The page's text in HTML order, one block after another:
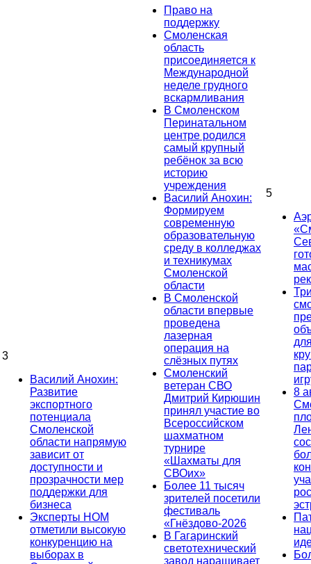
3
Василий Анохин:
Развитие
экспортного
потенциала
Смоленской
области напрямую
зависит от
доступности и
прозрачности мер
поддержки для
бизнеса
Эксперты НОМ
отметили высокую
конкуренцию на
выборах в
Право на
поддержку
Смоленская
область
присоединяется к
Международной
неделе грудного
вскармливания
В Смоленском
Перинатальном
центре родился
самый крупный
ребёнок за всю
историю
учреждения
Василий Анохин:
Формируем
современную
образовательную
среду в колледжах
и техникумах
Смоленской
области
В Смоленской
области впервые
проведена
лазерная
операция на
слёзных путях
Смоленский
ветеран СВО
Дмитрий Кирюшин
принял участие во
Всероссийском
шахматном
турнире
«Шахматы для
СВОих»
Более 11 тысяч
зрителей посетили
фестиваль
«Гнёздово-2026
В Гагаринский
светотехнический
завод наращивает
5
8